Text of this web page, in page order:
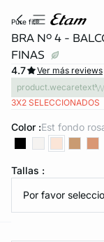
DE PANTIES
pure fit®
BRA Nº 4 -
FINAS
4.7
Ver más reviews
product.wecaretext
3X2 SELECCIONADOS
Color : est fondo
Tallas :
Por favor